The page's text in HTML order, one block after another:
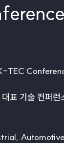
TEC
표 기술 컨퍼
Automotive